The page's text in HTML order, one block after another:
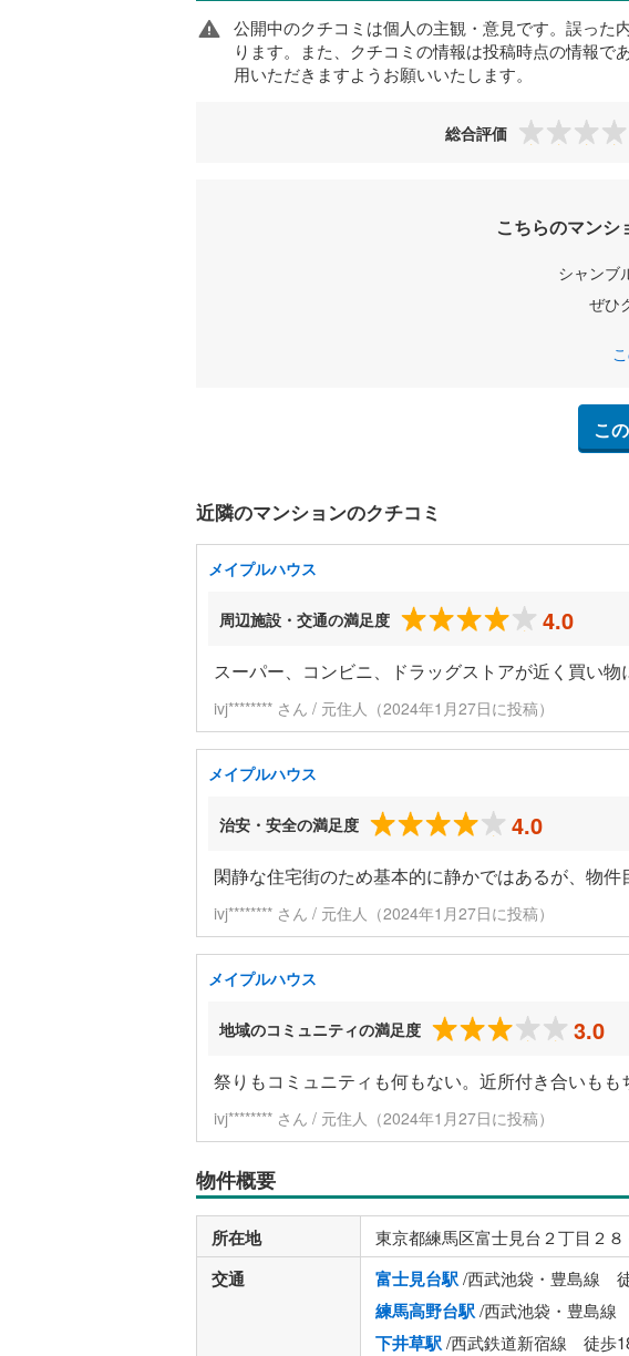
公開中のクチコミは個人の主観・意見です。誤った
ります。また、クチコミの情報は投稿時点の情報
用いただきますようお願いいたします。
総合評価
こちらのマンシ
シャンブ
ぜひ
こ
近隣のマンションのクチコミ
メイプルハウス
周辺施設・交通の満足度 4.0
スーパー、コンビニ、ドラッグストアが近く買い物
ivj******** さん / 元住人（2024年1月27日に投稿）
メイプルハウス
治安・安全の満足度 4.0
閑静な住宅街のため基本的に静かではあるが、物
ivj******** さん / 元住人（2024年1月27日に投稿）
メイプルハウス
地域のコミュニティの満足度 3.0
祭りもコミュニティも何もない。近所付き合いもも
ivj******** さん / 元住人（2024年1月27日に投稿）
物件概要
所在地 東京都練馬区富士見台２丁目２８
交通 富士見台駅/西武池袋・豊島線
練馬高野台駅/西武池袋・豊島線
下井草駅/西武鉄道新宿線 徒歩